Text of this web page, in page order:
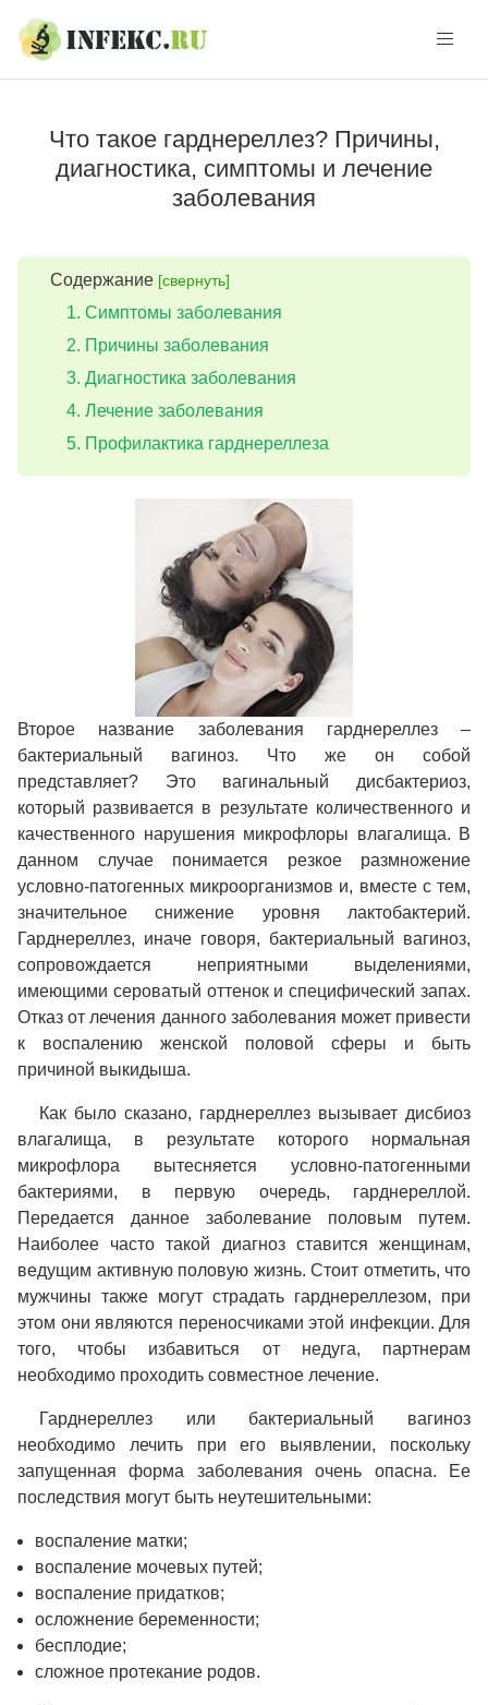
navigation
content
Что такое гарднереллез? Причины,
диагностика, симптомы и лечение
заболевания
Содержание [свернуть]
Симптомы заболевания
Причины заболевания
Диагностика заболевания
Лечение заболевания
Профилактика гарднереллеза
Второе название заболевания гарднереллез –
бактериальный вагиноз. Что же он собой
представляет? Это вагинальный дисбактериоз,
который развивается в результате количественного и
качественного нарушения микрофлоры влагалища. В
данном случае понимается резкое размножение
условно-патогенных микроорганизмов и, вместе с тем,
значительное снижение уровня лактобактерий.
Гарднереллез, иначе говоря, бактериальный вагиноз,
сопровождается неприятными выделениями,
имеющими сероватый оттенок и специфический запах.
Отказ от лечения данного заболевания может привести
к воспалению женской половой сферы и быть
причиной выкидыша.
Как было сказано, гарднереллез вызывает дисбиоз
влагалища, в результате которого нормальная
микрофлора вытесняется условно-патогенными
бактериями, в первую очередь, гарднереллой.
Передается данное заболевание половым путем.
Наиболее часто такой диагноз ставится женщинам,
ведущим активную половую жизнь. Стоит отметить, что
мужчины также могут страдать гарднереллезом, при
этом они являются переносчиками этой инфекции. Для
того, чтобы избавиться от недуга, партнерам
необходимо проходить совместное лечение.
Гарднереллез или бактериальный вагиноз
необходимо лечить при его выявлении, поскольку
запущенная форма заболевания очень опасна. Ее
последствия могут быть неутешительными:
воспаление матки;
воспаление мочевых путей;
воспаление придатков;
осложнение беременности;
бесплодие;
сложное протекание родов.